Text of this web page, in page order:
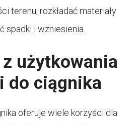
terenu, rozkładać materiały
spadki i wzniesienia.
użytkowania
do ciągnika
oferuje wiele korzyści dla